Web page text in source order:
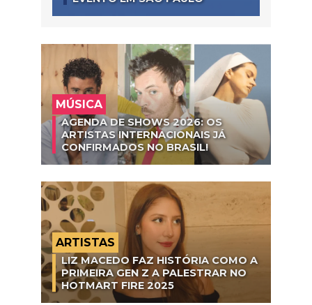
MÚSICA
AGENDA DE SHOWS 2026: OS
ARTISTAS INTERNACIONAIS JÁ
CONFIRMADOS NO BRASIL!
ARTISTAS
LIZ MACEDO FAZ HISTÓRIA COMO A
PRIMEIRA GEN Z A PALESTRAR NO
HOTMART FIRE 2025